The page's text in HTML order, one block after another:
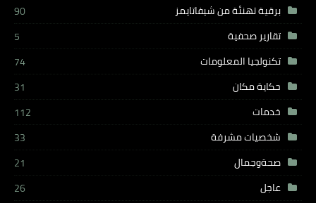
برقية تهنئة من شيفاتايمز
90
تقارير صحفية
5
تكنولجيا المعلومات
74
حكاية مكان
31
خدمات
112
شخصيات مشرفة
33
صحةوجمال
21
عاجل
26